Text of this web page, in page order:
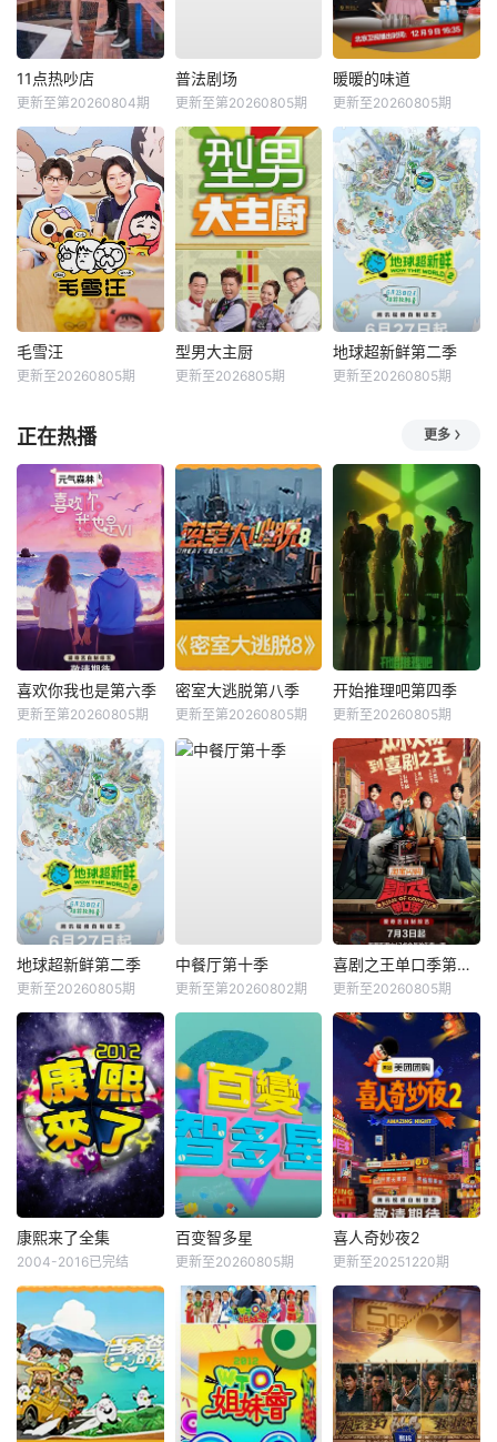
11点热吵店
更新至第20260804期
普法剧场
更新至第20260805期
暖暖的味道
更新至20260805期
毛雪汪
更新至20260805期
型男大主厨
更新至2026805期
地球超新鲜第二季
更新至20260805期
正在热播 更多
喜欢你我也是第六季
更新至第20260805期
密室大逃脱第八季
更新至第20260805期
开始推理吧第四季
更新至20260805期
地球超新鲜第二季
更新至20260805期
中餐厅第十季
更新至第20260802期
喜剧之王单口季第三季
更新至20260805期
康熙来了全集
2004-2016已完结
百变智多星
更新至20260805期
喜人奇妙夜2
更新至20251220期